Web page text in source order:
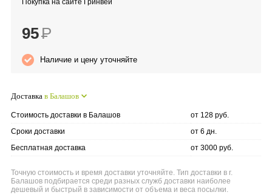
Green Minds
Покупка на сайте Гринвей
95Р
Наличие и цену уточняйте
Доставка в Балашов
Стоимость доставки в Балашов
от 128 руб.
Сроки доставки
от 6 дн.
Бесплатная доставка
от 3000 руб.
Точную стоимость и время доставки уточняйте. Тип доставки в г.
Балашов подбирается среди разных служб доставки наиболее
дешевый и быстрый в зависимости от объема и веса посылки.